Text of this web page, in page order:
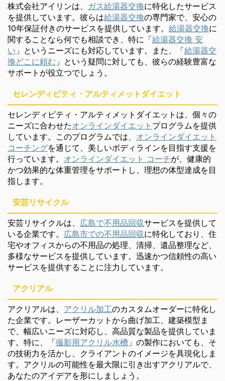
株式会社アイリンは、 ガス給湯器交換に特化したサービス
を提供しています。彼らは給湯器交換の専門家で、安心の
10年保証付きのサービスを提供しています。 給湯器交換に
関することなら何でも相談でき、特に「給湯器交換 安
い 」というニーズにも対応しています。また、「給湯器交
換どこに頼む 」という疑問に対しても、彼らの経験豊富な
サポートが役立つでしょう。
セレンディピティ・アルティメットダイエット
セレンディピティ・アルティメットダイエットは、個々の
ニーズに合わせたオンラインダイエット プログラムを提供
しています。このプログラムでは、 オンラインダイエット
コーチングを通じて、美しいボディラインを目指す支援を
行っています。 オンラインダイエット コーチが、健康的
かつ効果的な体重管理をサポートし、理想の体型達成を目
指します。
安芸リサイクル
安芸リサイクルは、 広島で不用品回収サービスを提供して
いる企業です。 広島市での不用品回収に特化しており、住
宅やオフィスからの不用品の処理、清掃、遺品整理など、
多様なサービスを提供しています。迅速かつ信頼性の高い
サービスを提供することに注力しています。
アクリアル
アクリアルは、 アクリル加工のカスタムオーダーに特化し
た企業です。レーザーカットから曲げ加工、建築模型ま
で、幅広いニーズに対応し、高品質な製品を提供していま
す。特に、「撮影用アクリル水槽 」の製作においても、そ
の技術力を活かし、クライアントのイメージを具現化しま
す。アクリルの可能性を最大限に引き出すアクリアルで、
あなたのアイデアを形にしましょう。